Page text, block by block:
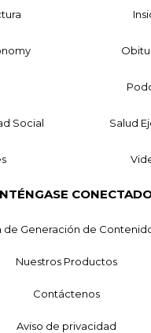
Social Salud
de Generación de
Nuestros Productos
Contáctenos
Aviso de privacidad